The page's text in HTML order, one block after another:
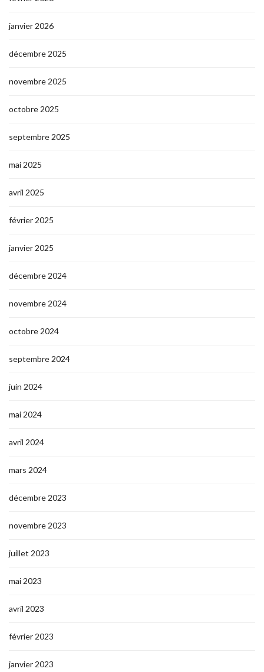
janvier 2026
décembre 2025
novembre 2025
octobre 2025
septembre 2025
mai 2025
avril 2025
février 2025
janvier 2025
décembre 2024
novembre 2024
octobre 2024
septembre 2024
juin 2024
mai 2024
avril 2024
mars 2024
décembre 2023
novembre 2023
juillet 2023
mai 2023
avril 2023
février 2023
janvier 2023